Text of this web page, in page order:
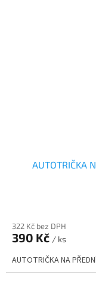
AUTOTRIČKA
322 Kč bez DPH
390 Kč / ks
AUTOTRIČKA NA